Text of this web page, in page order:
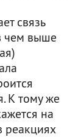
связь
чем выше
К тому же
на
реакциях